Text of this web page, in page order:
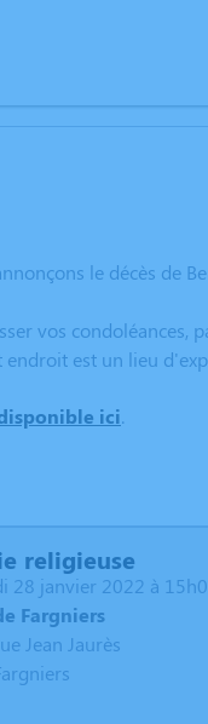
le décès de
vos condoléances,
est un lieu
ici.
religieuse
28 janvier 2022 à
Fargniers
Jean Jaurès